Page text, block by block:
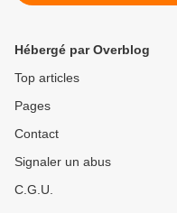
Hébergé par Overblog
Top articles
Pages
Contact
Signaler un abus
C.G.U.